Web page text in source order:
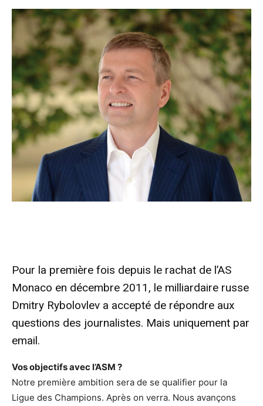
Pour la première fois depuis le rachat de l’AS
Monaco en décembre 2011, le milliardaire russe
Dmitry Rybolovlev a accepté de répondre aux
questions des journalistes. Mais uniquement par
email.
Vos objectifs avec l’ASM ?
Notre première ambition sera de se qualifier pour la
Ligue des Champions. Après on verra. Nous avançons